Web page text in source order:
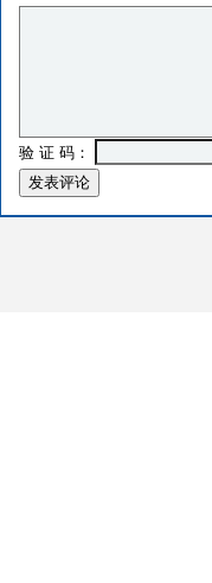
验 证 码：